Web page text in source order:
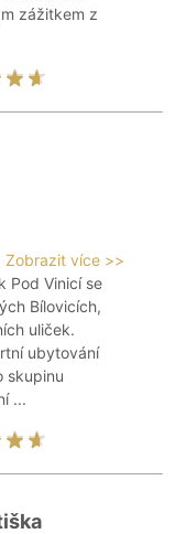
zážitkem z
Zobrazit více >>
Pod Vinicí se
Bílovicích,
uliček.
ubytování
skupinu
...